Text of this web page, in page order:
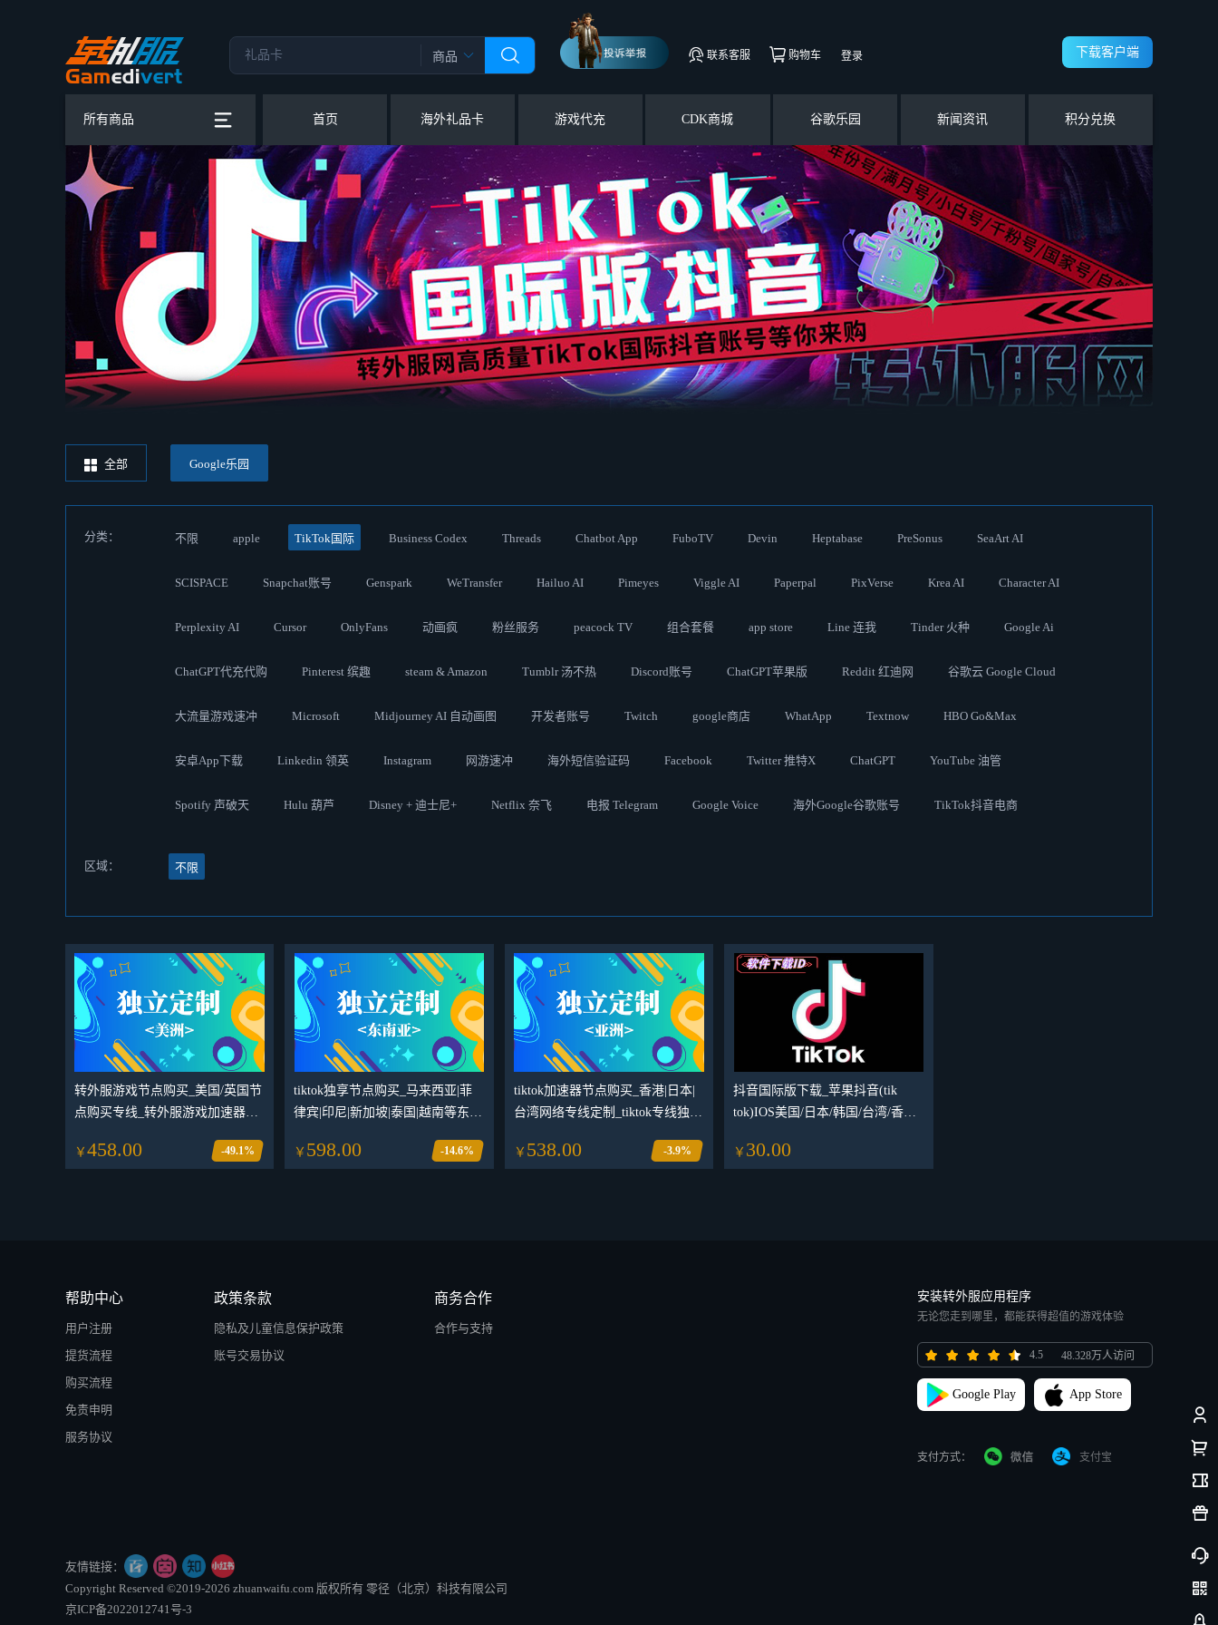
商品 联系客服 购物车 登录 下载客户端
所有商品 首页 海外礼品卡 游戏代充 CDK商城 谷歌乐园 新闻资讯 积分兑换
全部 Google乐园
分类： 不限 apple TikTok国际 Business Codex Threads Chatbot App FuboTV Devin Heptabase PreSonus SeaArt AI
SCISPACE Snapchat账号 Genspark WeTransfer Hailuo AI Pimeyes Viggle AI Paperpal PixVerse Krea AI Character AI
Perplexity AI Cursor OnlyFans 动画疯 粉丝服务 peacock TV 组合套餐 app store Line 连我 Tinder 火种 Google Ai
ChatGPT代充代购 Pinterest 缤趣 steam & Amazon Tumblr 汤不热 Discord账号 ChatGPT苹果版 Reddit 红迪网 谷歌云 Google Cloud
大流量游戏速冲 Microsoft Midjourney AI 自动画图 开发者账号 Twitch google商店 WhatApp Textnow HBO Go&Max
安卓App下载 Linkedin 领英 Instagram 网游速冲 海外短信验证码 Facebook Twitter 推特X ChatGPT YouTube 油管
Spotify 声破天 Hulu 葫芦 Disney + 迪士尼+ Netflix 奈飞 电报 Telegram Google Voice 海外Google谷歌账号 TikTok抖音电商
区域： 不限
转外服游戏节点购买_美国/英国节
点购买专线_转外服游戏加速器独
￥ 458.00 -49.1%
tiktok独享节点购买_马来西亚|菲
律宾|印尼|新加坡|泰国|越南等东南
服游戏加速器网络专线
￥ 598.00 -14.6%
tiktok加速器节点购买_香港|日本|
台湾网络专线定制_tiktok专线独享
￥ 538.00 -3.9%
抖音国际版下载_苹果抖音(tik
tok)IOS美国/日本/韩国/台湾/香港/
止安卓用户下单）
￥ 30.00
帮助中心
用户注册
提货流程
购买流程
免责申明
服务协议
政策条款
隐私及儿童信息保护政策
账号交易协议
商务合作
合作与支持
安装转外服应用程序
无论您走到哪里，都能获得超值的游戏体验
4.5 48.328万人访问
Google Play App Store
支付方式： 支付宝
友情链接：
Copyright Reserved ©2019-2026 zhuanwaifu.com 版权所有 零径（北京）科技有限公司
京ICP备2022012741号-3